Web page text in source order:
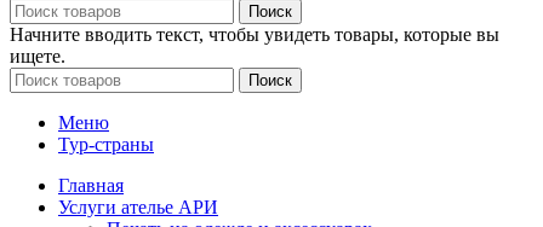
Поиск
Начните вводить текст, чтобы увидеть товары, которые вы
ищете.
Поиск
Меню
Тур-страны
Главная
Услуги ателье АРИ